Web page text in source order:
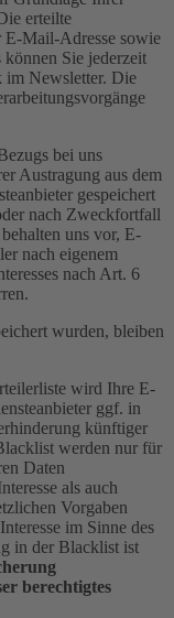
erteilte
Mail-Adresse sowie
Sie jederzeit
im Newsletter. Die
bei uns
Austragung aus dem
gespeichert
nach Zweckfortfall
uns vor, E-
nach eigenem
nach Art. 6
wurden, bleiben
wird Ihre E-
ggf. in
künftiger
werden nur für
Daten
als auch
Vorgaben
im Sinne des
in der Blacklist ist
berechtigtes